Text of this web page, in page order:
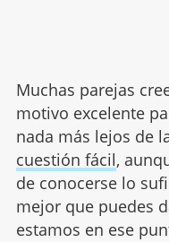
Muchas parejas
motivo excelente
nada más lejos de
cuestión fácil,
de conocerse lo
mejor que puedes
estamos en ese